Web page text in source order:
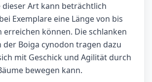
dieser Art kann beträchtlich
Exemplare eine Länge von bis
erreichen können. Die schlanken
Boiga cynodon tragen dazu
mit Geschick und Agilität durch
bewegen kann.